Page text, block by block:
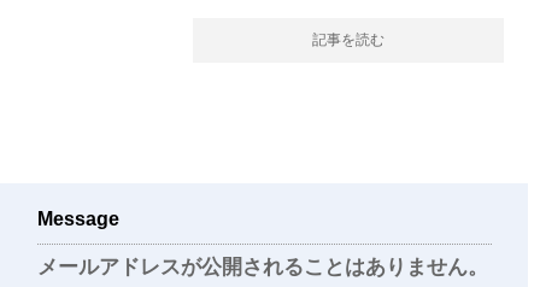
記事を読む
Message
メールアドレスが公開されることはありません。